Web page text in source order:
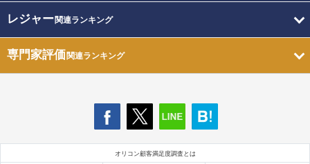
レジャー関連ランキング
専門家評価関連ランキング
オリコン顧客満足度調査とは